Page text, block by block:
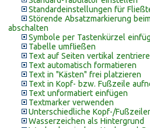
Standardeinstellungen für
Störende Absatzmarkierung
abschalten
Symbole per Tastenkürzel
Tabelle umfließen
Text auf Seiten vertikal
Text automatisch formatieren
Text in "Kästen" frei platzieren
Text in Kopf- bzw. Fußzeile
Text unformatiert einfügen
Textmarker verwenden
Unterschiedliche Kopf-/
Wasserzeichen als Hintergrund